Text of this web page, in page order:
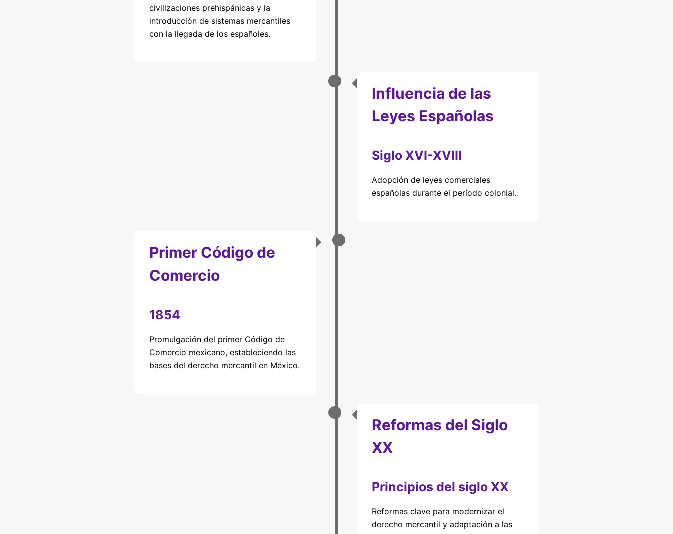
civilizaciones prehispánicas y la
introducción de sistemas mercantiles
con la llegada de los españoles.
Influencia de las
Leyes Españolas
Siglo XVI-XVIII
Adopción de leyes comerciales
españolas durante el período colonial.
Primer Código de
Comercio
1854
Promulgación del primer Código de
Comercio mexicano, estableciendo las
bases del derecho mercantil en México.
Reformas del Siglo
XX
Principios del siglo XX
Reformas clave para modernizar el
derecho mercantil y adaptación a las